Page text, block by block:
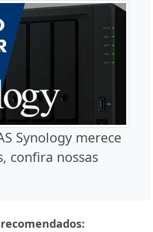
Synology merece
confira nossas